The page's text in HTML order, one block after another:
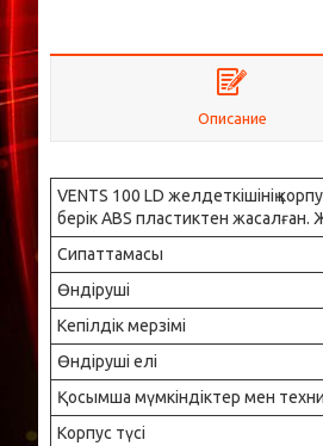
Описание
VENTS 100 LD желдеткішінің
берік ABS пластиктен
Сипаттамасы
Өндіруші
Кепілдік мерзімі
Өндіруші елі
Қосымша мүмкіндіктер мен
Корпус түсі